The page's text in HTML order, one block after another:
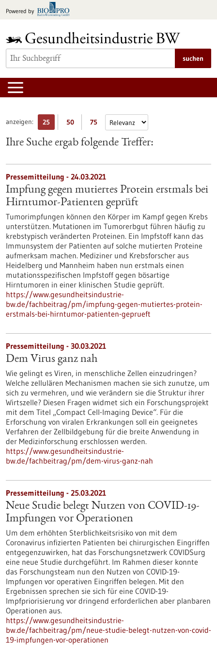
Inhalt
Powered by
suchen
anzeigen: 25 50 75
Ihre Suche ergab folgende Treffer:
Pressemitteilung - 24.03.2021
Impfung gegen mutiertes Protein erstmals bei
Hirntumor-Patienten geprüft
Tumorimpfungen können den Körper im Kampf gegen Krebs
unterstützen. Mutationen im Tumorerbgut führen häufig zu
krebstypisch veränderten Proteinen. Ein Impfstoff kann das
Immunsystem der Patienten auf solche mutierten Proteine
aufmerksam machen. Mediziner und Krebsforscher aus
Heidelberg und Mannheim haben nun erstmals einen
mutationsspezifischen Impfstoff gegen bösartige
Hirntumoren in einer klinischen Studie geprüft.
https://www.gesundheitsindustrie-
bw.de/fachbeitrag/pm/impfung-gegen-mutiertes-protein-
erstmals-bei-hirntumor-patienten-geprueft
Pressemitteilung - 30.03.2021
Dem Virus ganz nah
Wie gelingt es Viren, in menschliche Zellen einzudringen?
Welche zellulären Mechanismen machen sie sich zunutze, um
sich zu vermehren, und wie verändern sie die Struktur ihrer
Wirtszelle? Diesen Fragen widmet sich ein Forschungsprojekt
mit dem Titel „Compact Cell-Imaging Device“. Für die
Erforschung von viralen Erkrankungen soll ein geeignetes
Verfahren der Zellbildgebung für die breite Anwendung in
der Medizinforschung erschlossen werden.
https://www.gesundheitsindustrie-
bw.de/fachbeitrag/pm/dem-virus-ganz-nah
Pressemitteilung - 25.03.2021
Neue Studie belegt Nutzen von COVID-19-
Impfungen vor Operationen
Um dem erhöhten Sterblichkeitsrisiko von mit dem
Coronavirus infizierten Patienten bei chirurgischen Eingriffen
entgegenzuwirken, hat das Forschungsnetzwerk COVIDSurg
eine neue Studie durchgeführt. Im Rahmen dieser konnte
das Forschungsteam nun den Nutzen von COVID-19-
Impfungen vor operativen Eingriffen belegen. Mit den
Ergebnissen sprechen sie sich für eine COVID-19-
Impfpriorisierung vor dringend erforderlichen aber planbaren
Operationen aus.
https://www.gesundheitsindustrie-
bw.de/fachbeitrag/pm/neue-studie-belegt-nutzen-von-covid-
19-impfungen-vor-operationen